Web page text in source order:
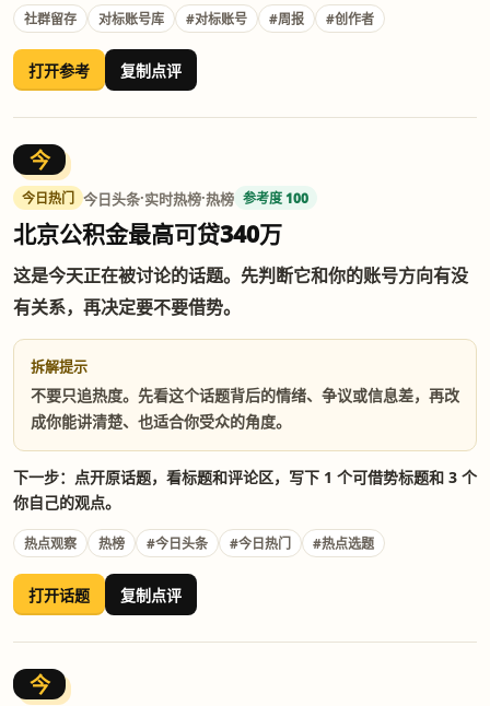
社群留存 对标账号库 #对标账号 #周报 #创作者
打开参考 复制点评
今
今日热门 今日头条·实时热榜·热榜 参考度 100
北京公积金最高可贷340万
这是今天正在被讨论的话题。先判断它和你的账号方向有没
有关系，再决定要不要借势。
拆解提示
不要只追热度。先看这个话题背后的情绪、争议或信息差，再改
成你能讲清楚、也适合你受众的角度。
下一步：点开原话题，看标题和评论区，写下 1 个可借势标题和 3 个
你自己的观点。
热点观察 热榜 #今日头条 #今日热门 #热点选题
打开话题 复制点评
今